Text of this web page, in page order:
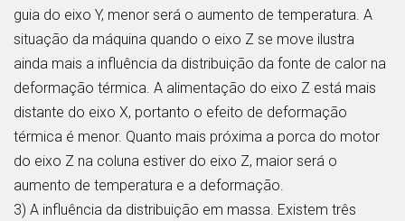
guia do eixo Y, menor será o aumento de temperatura. A
situação da máquina quando o eixo Z se move ilustra
ainda mais a influência da distribuição da fonte de calor na
deformação térmica. A alimentação do eixo Z está mais
distante do eixo X, portanto o efeito de deformação
térmica é menor. Quanto mais próxima a porca do motor
do eixo Z na coluna estiver do eixo Z, maior será o
aumento de temperatura e a deformação.
3) A influência da distribuição em massa. Existem três